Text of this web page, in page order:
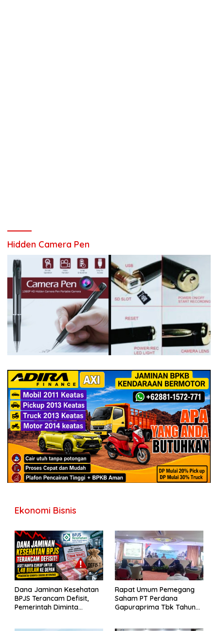
Hidden Camera Pen
Ekonomi Bisnis
Dana Jaminan Kesehatan
BPJS Terancam Defisit,
Pemerintah Diminta
Rapat Umum Pemegang
Saham PT Perdana
Gapuraprima Tbk Tahun